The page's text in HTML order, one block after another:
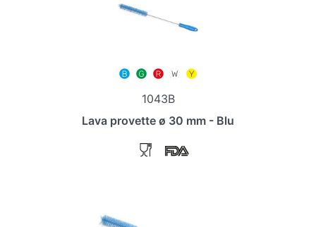
1043B
Lava provette ø 30 mm - Blu